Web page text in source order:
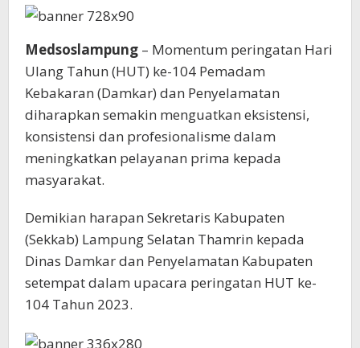
Medsoslampung – Momentum peringatan Hari
Ulang Tahun (HUT) ke-104 Pemadam
Kebakaran (Damkar) dan Penyelamatan
diharapkan semakin menguatkan eksistensi,
konsistensi dan profesionalisme dalam
meningkatkan pelayanan prima kepada
masyarakat.
Demikian harapan Sekretaris Kabupaten
(Sekkab) Lampung Selatan Thamrin kepada
Dinas Damkar dan Penyelamatan Kabupaten
setempat dalam upacara peringatan HUT ke-
104 Tahun 2023.